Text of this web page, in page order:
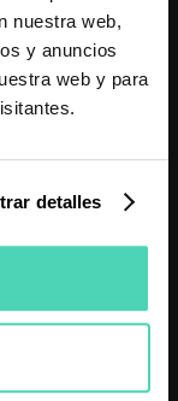
nuestra web,
y anuncios
web y para
detalles
casos.
SaaS
lead
industria. En
que
carritos
según